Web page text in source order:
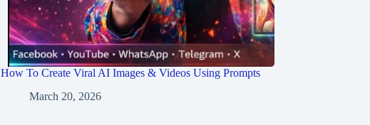
How To Create Viral AI Images & Videos Using Prompts
March 20, 2026